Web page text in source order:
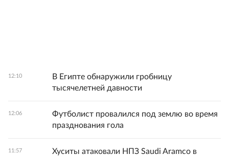
12:10
В Египте обнаружили гробницу
тысячелетней давности
12:06
Футболист провалился под землю во время
празднования гола
11:57
Хуситы атаковали НПЗ Saudi Aramco в